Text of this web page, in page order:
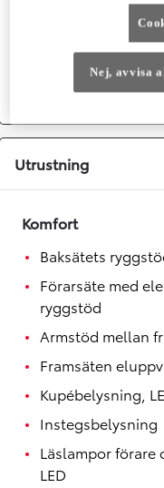
Växellåda
Utrustning
Komfort
Baksätets
Förarsäte med
ryggstöd
Armstöd mellan
Framsäten
Kupébelysning,
Instegsbelysning
Läslampor förare
LED
Nej, avvisa